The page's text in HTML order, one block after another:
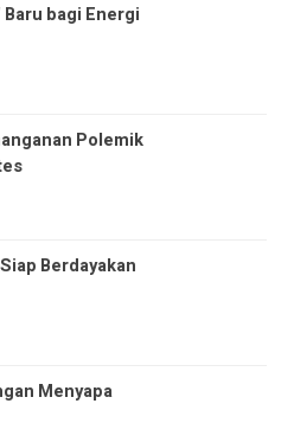
Baru bagi Energi
Polemik
Berdayakan
Menyapa